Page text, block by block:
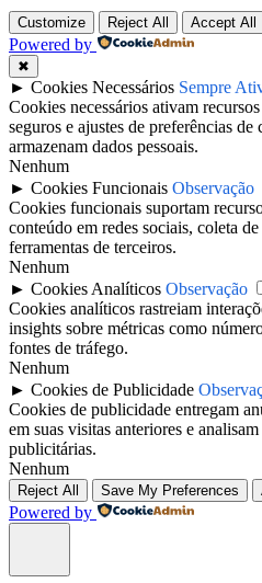
Customize Reject All Accept All
Powered by
✖
► Cookies Necessários Sempre
Cookies necessários ativam
seguros e ajustes de preferências
armazenam dados pessoais.
Nenhum
► Cookies Funcionais Observação
Cookies funcionais suportam
conteúdo em redes sociais, coleta
ferramentas de terceiros.
Nenhum
► Cookies Analíticos Observação
Cookies analíticos rastreiam
insights sobre métricas como
fontes de tráfego.
Nenhum
► Cookies de Publicidade
Cookies de publicidade entregam
em suas visitas anteriores e
publicitárias.
Nenhum
Reject All Save My Preferences
Powered by